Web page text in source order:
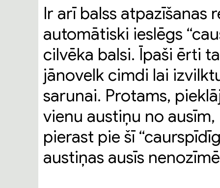
Ir arī balss atpazīšanas
automātiski ieslēgs
cilvēka balsi. Īpaši ērti
jānovelk cimdi lai
sarunai. Protams,
vienu austiņu no
pierast pie šī
austiņas ausīs